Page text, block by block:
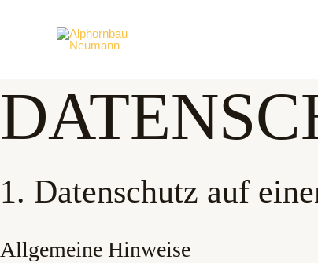
1. Datenschutz auf
Allgemeine Hinweise